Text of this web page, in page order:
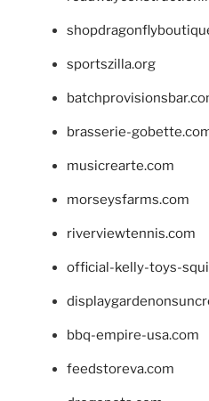
sportszilla.org
brasserie-
musicrearte.com
morseysfarms.com
riverviewtennis.com
official-kelly-toys-
bbq-empire-usa.com
feedstoreva.com